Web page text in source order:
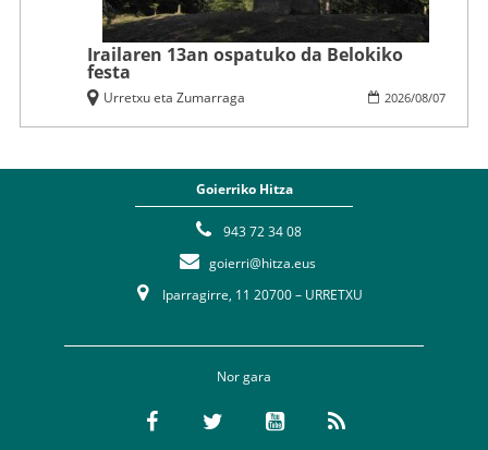
Irailaren 13an ospatuko da Belokiko
festa
2026/08/07
Urretxu eta Zumarraga
Goierriko Hitza
943 72 34 08
goierri@hitza.eus
Iparragirre, 11 20700 – URRETXU
Nor gara